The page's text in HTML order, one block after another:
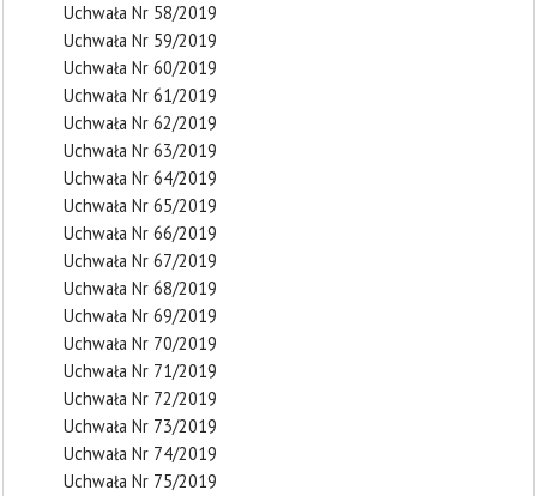
Uchwała Nr 58/2019
Uchwała Nr 59/2019
Uchwała Nr 60/2019
Uchwała Nr 61/2019
Uchwała Nr 62/2019
Uchwała Nr 63/2019
Uchwała Nr 64/2019
Uchwała Nr 65/2019
Uchwała Nr 66/2019
Uchwała Nr 67/2019
Uchwała Nr 68/2019
Uchwała Nr 69/2019
Uchwała Nr 70/2019
Uchwała Nr 71/2019
Uchwała Nr 72/2019
Uchwała Nr 73/2019
Uchwała Nr 74/2019
Uchwała Nr 75/2019